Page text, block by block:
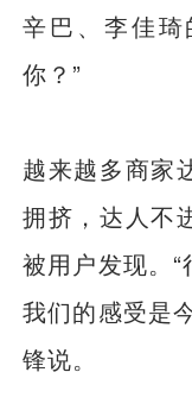
辛巴、李佳
你？”
越来越多商家
拥挤，达人不
被用户发现。
我们的感受是
锋说。